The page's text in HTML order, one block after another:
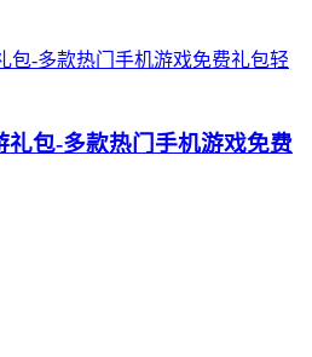
礼包-多款热门手机游戏免费